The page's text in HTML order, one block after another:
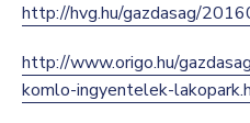
http://hvg.hu/gazdasag/
http://www.origo.hu/
komlo-ingyentelek-